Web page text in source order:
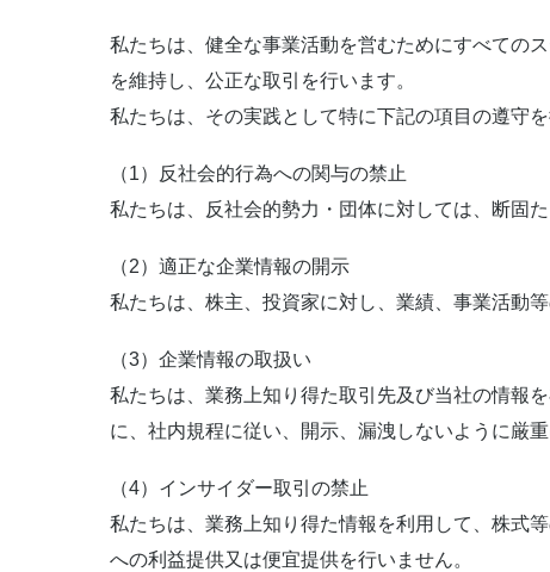
私たちは、健全な事業活動を営むためにすべての
を維持し、公正な取引を行います。
私たちは、その実践として特に下記の項目の遵守を
（1）反社会的行為への関与の禁止
私たちは、反社会的勢力・団体に対しては、断固
（2）適正な企業情報の開示
私たちは、株主、投資家に対し、業績、事業活動
（3）企業情報の取扱い
私たちは、業務上知り得た取引先及び当社の情報
に、社内規程に従い、開示、漏洩しないように厳重
（4）インサイダー取引の禁止
私たちは、業務上知り得た情報を利用して、株式
への利益提供又は便宜提供を行いません。